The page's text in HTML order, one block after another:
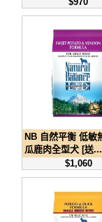
NB 自然平衡 低敏
瓜鹿肉全型犬 [送...
$1,060